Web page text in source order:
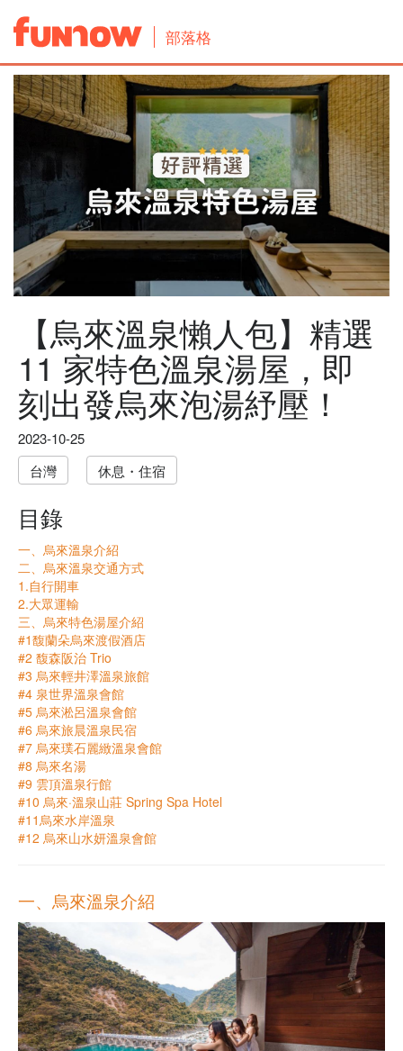
部落格
【烏來溫泉懶人包】精選
11 家特色溫泉湯屋，即
刻出發烏來泡湯紓壓！
2023-10-25
台灣
休息・住宿
目錄
一、烏來溫泉介紹
二、烏來溫泉交通方式
1.自行開車
2.大眾運輸
三、烏來特色湯屋介紹
#1馥蘭朵烏來渡假酒店
#2 馥森阪治 Trio
#3 烏來輕井澤溫泉旅館
#4 泉世界溫泉會館
#5 烏來淞呂溫泉會館
#6 烏來旅晨溫泉民宿
#7 烏來璞石麗緻溫泉會館
#8 烏來名湯
#9 雲頂溫泉行館
#10 烏來·溫泉山莊 Spring Spa Hotel
#11烏來水岸溫泉
#12 烏來山水妍溫泉會館
一、烏來溫泉介紹